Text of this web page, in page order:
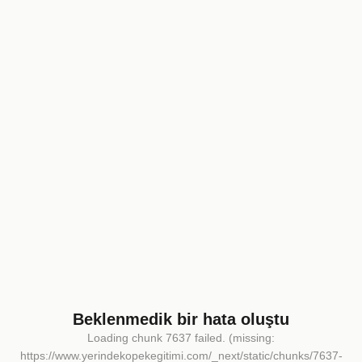
Beklenmedik bir hata oluştu
Loading chunk 7637 failed. (missing:
https://www.yerindekopekegitimi.com/_next/static/chunks/7637-